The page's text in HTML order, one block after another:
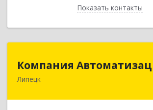
Показать контакты
Назад
Компания
Липецк398001, Липецкая обл, Липецк